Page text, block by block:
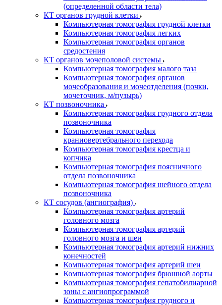
(определенной области тела)
КТ органов грудной клетки
Компьютерная томография грудной клетки
Компьютерная томография легких
Компьютерная томография органов
средостения
КТ органов мочеполовой системы
Компьютерная томография малого таза
Компьютерная томография органов
мочеобразования и мочеотделения (почки,
мочеточник, м/пузырь)
КТ позвоночника
Компьютерная томография грудного отдела
позвоночника
Компьютерная томография
краниовертебрального перехода
Компьютерная томография крестца и
копчика
Компьютерная томография поясничного
отдела позвоночника
Компьютерная томография шейного отдела
позвоночника
КТ сосудов (ангиография)
Компьютерная томография артерий
головного мозга
Компьютерная томография артерий
головного мозга и шеи
Компьютерная томография артерий нижних
конечностей
Компьютерная томография артерий шеи
Компьютерная томография брюшной аорты
Компьютерная томография гепатобилиарной
зоны с ангиопрограммой
Компьютерная томография грудного и